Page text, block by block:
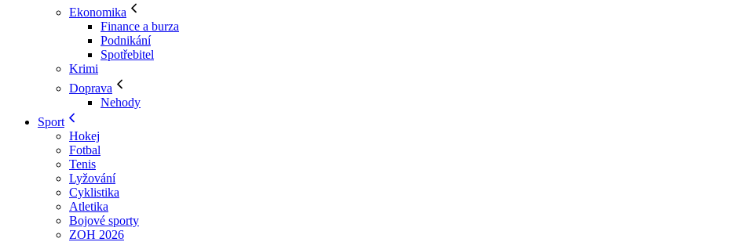
Ekonomika
Finance a burza
Podnikání
Spotřebitel
Krimi
Doprava
Nehody
Sport
Hokej
Fotbal
Tenis
Lyžování
Cyklistika
Atletika
Bojové sporty
ZOH 2026